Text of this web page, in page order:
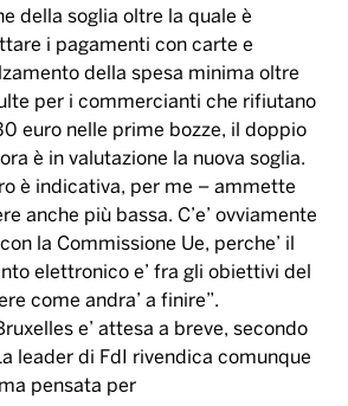
della soglia oltre la quale è
i pagamenti con carte e
della spesa minima oltre
per i commercianti che rifiutano
euro nelle prime bozze, il doppio
è in valutazione la nuova soglia.
è indicativa, per me – ammette
anche più bassa. C’e’ ovviamente
la Commissione Ue, perche’ il
elettronico e’ fra gli obiettivi del
come andra’ a finire”.
e’ attesa a breve, secondo
leader di FdI rivendica comunque
pensata per